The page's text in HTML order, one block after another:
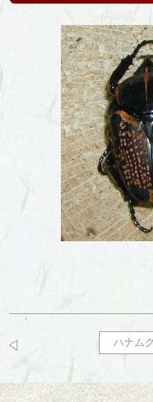
ハナム